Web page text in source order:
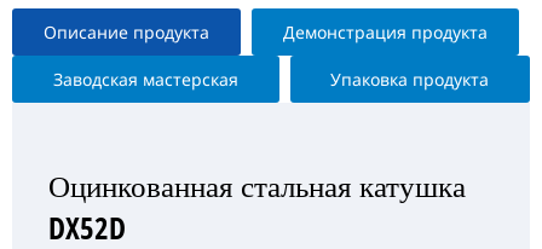
Описание продукта Демонстрация продукта
Заводская мастерская Упаковка продукта
Оцинкованная стальная катушка
DX52D
Оцинкованная стальная катушка
DX52D
Оцинкованная стальная катушка
DX52D
Оцинкованная стальная катушка
DX52D